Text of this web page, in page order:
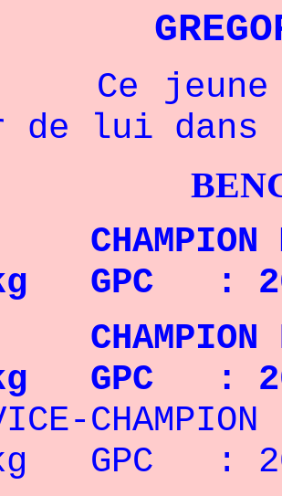
de lui
GPC :
GPC :
GPC :